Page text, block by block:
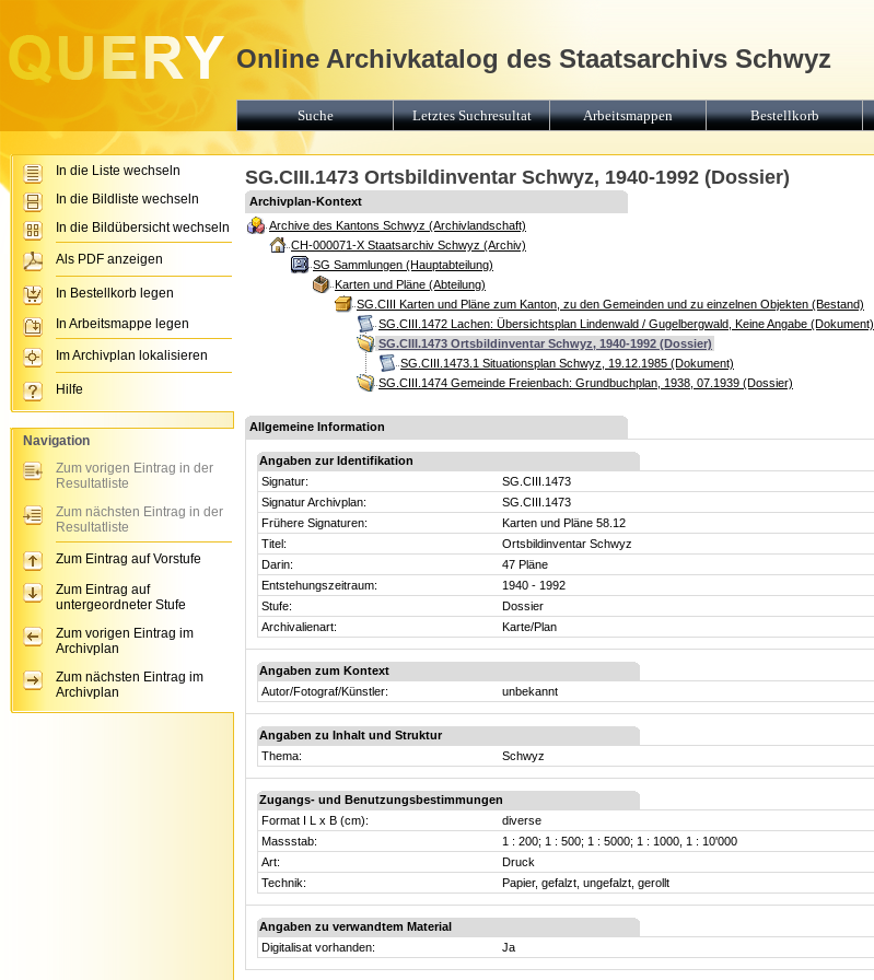
SG.CIII.1473 Ortsbildinventar Schwyz, 1940-1992 (Dossier)
Archivplan-Kontext
Archive des Kantons Schwyz (Archivlandschaft)
CH-000071-X Staatsarchiv Schwyz (Archiv)
SG Sammlungen (Hauptabteilung)
Karten und Pläne (Abteilung)
SG.CIII Karten und Pläne zum Kanton, zu den Gemeinden und zu einzelnen Objekten (Bestand)
SG.CIII.1472 Lachen: Übersichtsplan Lindenwald / Gugelbergwald, Keine Angabe (Dokument)
SG.CIII.1473 Ortsbildinventar Schwyz, 1940-1992 (Dossier)
SG.CIII.1473.1 Situationsplan Schwyz, 19.12.1985 (Dokument)
SG.CIII.1474 Gemeinde Freienbach: Grundbuchplan, 1938, 07.1939 (Dossier)
Allgemeine Information
Angaben zur Identifikation
Signatur:
SG.CIII.1473
Signatur Archivplan:
SG.CIII.1473
Frühere Signaturen:
Karten und Pläne 58.12
Titel:
Ortsbildinventar Schwyz
Darin:
47 Pläne
Entstehungszeitraum:
1940 - 1992
Stufe:
Dossier
Archivalienart:
Karte/Plan
Angaben zum Kontext
Autor/Fotograf/Künstler:
unbekannt
Angaben zu Inhalt und Struktur
Thema:
Schwyz
Zugangs- und Benutzungsbestimmungen
Format I L x B (cm):
diverse
Massstab:
1 : 200; 1 : 500; 1 : 5000; 1 : 1000, 1 : 10'000
Art:
Druck
Technik:
Papier, gefalzt, ungefalzt, gerollt
Angaben zu verwandtem Material
Digitalisat vorhanden:
Ja
Online Archivkatalog des Staatsarchivs Schwyz
Suche Letztes Suchresultat Arbeitsmappen Bestellkorb
In die Liste wechseln
In die Bildliste wechseln
In die Bildübersicht wechseln
Als PDF anzeigen
In Bestellkorb legen
In Arbeitsmappe legen
Im Archivplan lokalisieren
Hilfe
Navigation
Zum vorigen Eintrag in der
Resultatliste
Zum nächsten Eintrag in der
Resultatliste
Zum Eintrag auf Vorstufe
Zum Eintrag auf
untergeordneter Stufe
Zum vorigen Eintrag im
Archivplan
Zum nächsten Eintrag im
Archivplan